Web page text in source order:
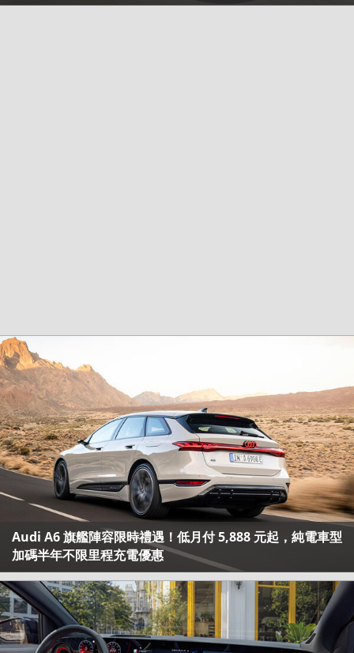
Audi A6 旗艦陣容限時禮遇！低月付 5,888 元起，純電車型
加碼半年不限里程充電優惠